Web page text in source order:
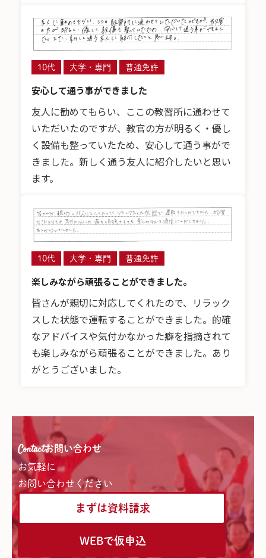
10代 大学・専門 普通免許
安心して通う事ができました
友人に勧めてもらい、ここの教習所に通わせて
いただいたのですが、教官の方が明るく・優し
く設備も整っていたため、安心して通う事がで
きました。新しく通う友人に紹介したいと思い
ます。
10代 大学・専門 普通免許
楽しみながら頑張ることができました。
皆さんが親切に対応してくれたので、リラック
スした状態で運転することができました。的確
なアドバイスや気付かなかった癖を指摘されて
も楽しみながら頑張ることができました。あり
がとうございました。
Contactお問い合わせ
お気軽に
お問い合わせください
まずは資料請求
WEBで仮申込